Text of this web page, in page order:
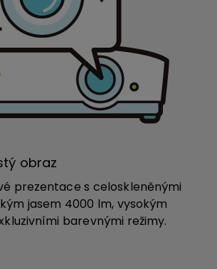
obraz
prezentace s celoskleněnými
jasem 4000 lm, vysokým
barevnými režimy.